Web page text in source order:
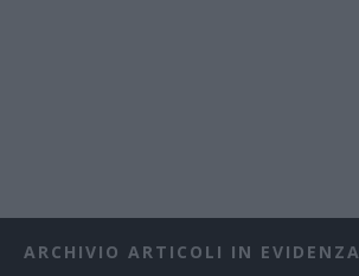
ARCHIVIO ARTICOLI IN EVIDENZA